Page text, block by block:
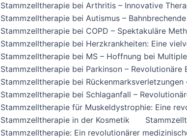
Stammzelltherapie bei Arthritis – Innovative
Stammzelltherapie bei Autismus –
Stammzelltherapie bei COPD – Spektakuläre
Stammzelltherapie bei Herzkrankheiten: Eine
Stammzelltherapie bei MS – Hoffnung bei
Stammzelltherapie bei Parkinson – Revolutionäre
Stammzelltherapie bei
Stammzelltherapie bei Schlaganfall –
Stammzelltherapie für Muskeldystrophie: Eine
Stammzelltherapie in der Kosmetik
Stammzelltherapie: Ein revolutionärer